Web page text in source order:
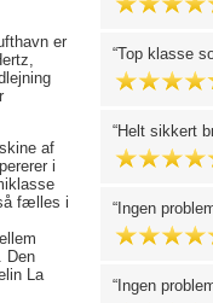
er
af
i
fælles i
Den
La
Top klasse
Helt sikkert
Ingen
Ingen